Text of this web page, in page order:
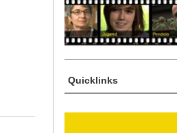
Quicklinks